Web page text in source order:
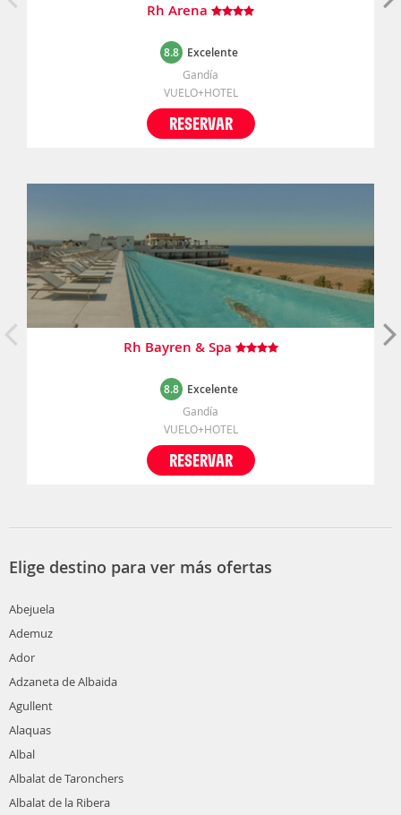
Rh Arena
8.8 Excelente
Gandía
VUELO+HOTEL
RESERVAR
Rh Bayren & Spa
8.8 Excelente
Gandía
VUELO+HOTEL
RESERVAR
Elige destino para ver más ofertas
Abejuela
Ademuz
Ador
Adzaneta de Albaida
Agullent
Alaquas
Albal
Albalat de Taronchers
Albalat de la Ribera